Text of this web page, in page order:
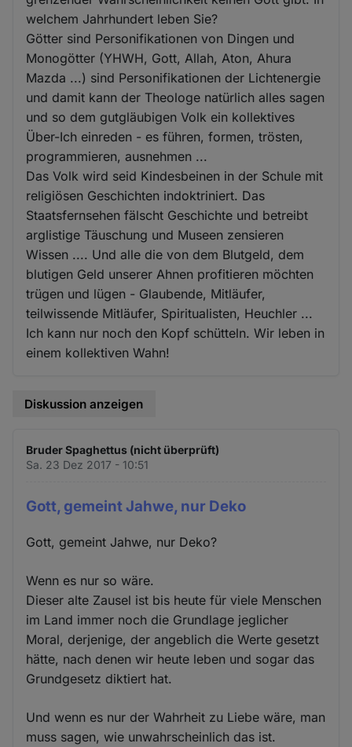
welchem Jahrhundert leben Sie?
Götter sind Personifikationen von Dingen und
Monogötter (YHWH, Gott, Allah, Aton, Ahura
Mazda ...) sind Personifikationen der Lichtenergie
und damit kann der Theologe natürlich alles sagen
und so dem gutgläubigen Volk ein kollektives
Über-Ich einreden - es führen, formen, trösten,
programmieren, ausnehmen ...
Das Volk wird seid Kindesbeinen in der Schule mit
religiösen Geschichten indoktriniert. Das
Staatsfernsehen fälscht Geschichte und betreibt
arglistige Täuschung und Museen zensieren
Wissen .... Und alle die von dem Blutgeld, dem
blutigen Geld unserer Ahnen profitieren möchten
trügen und lügen - Glaubende, Mitläufer,
teilwissende Mitläufer, Spiritualisten, Heuchler ...
Ich kann nur noch den Kopf schütteln. Wir leben in
einem kollektiven Wahn!
Diskussion anzeigen
Bruder Spaghettus (nicht überprüft)
Sa. 23 Dez 2017 - 10:51
Gott, gemeint Jahwe, nur Deko
Gott, gemeint Jahwe, nur Deko?
Wenn es nur so wäre.
Dieser alte Zausel ist bis heute für viele Menschen
im Land immer noch die Grundlage jeglicher
Moral, derjenige, der angeblich die Werte gesetzt
hätte, nach denen wir heute leben und sogar das
Grundgesetz diktiert hat.
Und wenn es nur der Wahrheit zu Liebe wäre, man
muss sagen, wie unwahrscheinlich das ist.